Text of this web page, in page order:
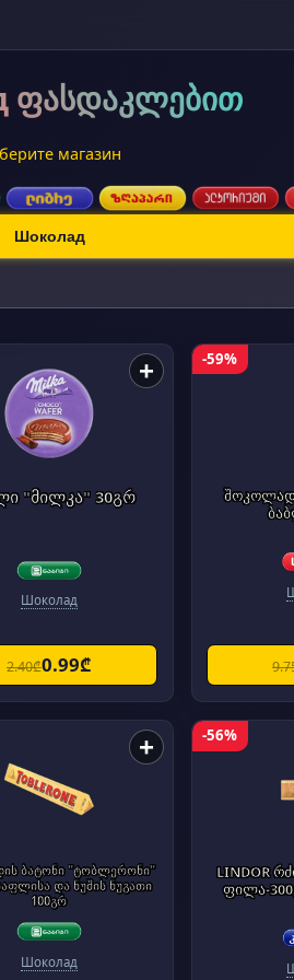
ფასდაკლებით
магазин
Шоколад
+
"მილკა" 30გრ
Шоколад
2.40₾0.99₾
-59%
+
ბატონი "ტობლერონი"
და ნუშის ნუგათი
100გრ
Шоколад
-56%
LINDOR
ფილა-